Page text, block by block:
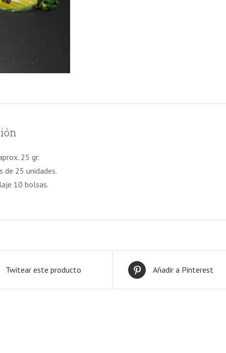
25 gr.
de 25 unidades.
10 bolsas.
Twitear este producto Añadir a Pinterest